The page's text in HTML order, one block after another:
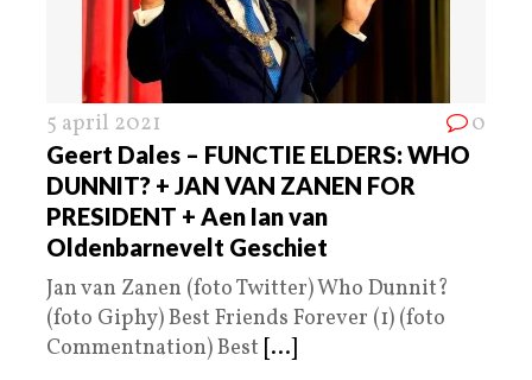
5 april 2021 0
Geert Dales – FUNCTIE ELDERS: WHO
DUNNIT? + JAN VAN ZANEN FOR
PRESIDENT + Aen Ian van
Oldenbarnevelt Geschiet
Jan van Zanen (foto Twitter) Who Dunnit?
(foto Giphy) Best Friends Forever (1) (foto
Commentnation) Best [...]